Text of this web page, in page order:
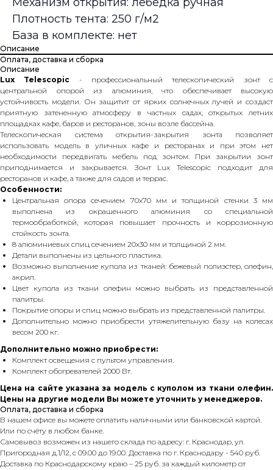
Механизм открытия: лебедка ручная
Плотность тента: 250 г/м2
База в комплекте: нет
Описание
Оплата, доставка и сборка
Описание
Lux Telescopic - профессиональный телескопический зонт с
центральной опорой из алюминия, что обеспечивает высокую
устойчивость модели. Он защитит от ярких солнечных лучей и создаст
приятную затененную атмосферу в частных садах, открытых летних
площадках кафе, баров и ресторанов, зоны возле бассейна.
Телескопическая система открытия-закрытия зонта позволяет
использовать модель в уличных кафе и ресторанах и при этом нет
необходимости передвигать мебель под зонтом. При закрытии зонт
приподнимается и закрывается. Зонт Lux Telescopic подходит для
ресторанов и кафе, а также для садов и террас.
Особенности:
Центральная опора сечением 70х70 мм и толщиной стенки 3 мм
выполнена из окрашенного алюминия со специальной
термообработкой, которая повышает прочность и коррозионную
стойкость зонта.
8 алюминиевых спиц сечением 20х30 мм и толщиной 2 мм.
Детали выполнены из цельного пластика.
Возможно выполнение купола из тканей: бежевый полиэстер, олефин,
акрил.
Цвет купола из ткани олефин можно выбрать из представленной
палитры.
Покрытие опоры и спиц можно выбрать из представленной палитры.
Дополнительно можно приобрести утяжелительную базу на колесах
весом 200 кг.
Дополнительно можно приобрести:
Комплект освещения с пультом управления.
Комплект обогревателей 2000 Вт.
Цена на сайте указана за модель с куполом из ткани олефин.
Цены на другие модели Вы можете уточнить у менеджеров.
Оплата, доставка и сборка
В нашем офисе вы можете оплатить наличными или банковской картой.
Или по счёту в любом банке.
Самовывоз возможен из нашего склада по адресу: г. Краснодар, ул.
Пригородная д.1/12, с 09.00 до 19.00. Доставка по г. Краснодару - 540 руб.
Доставка по Краснодарскому краю – 25 руб. за каждый километр от